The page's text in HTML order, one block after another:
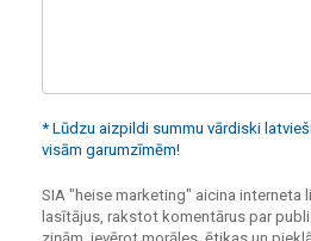
* Lūdzu aizpildi summu vārdiski
visām garumzīmēm!
SIA "heise marketing" aicina interneta
lasītājus, rakstot komentārus par